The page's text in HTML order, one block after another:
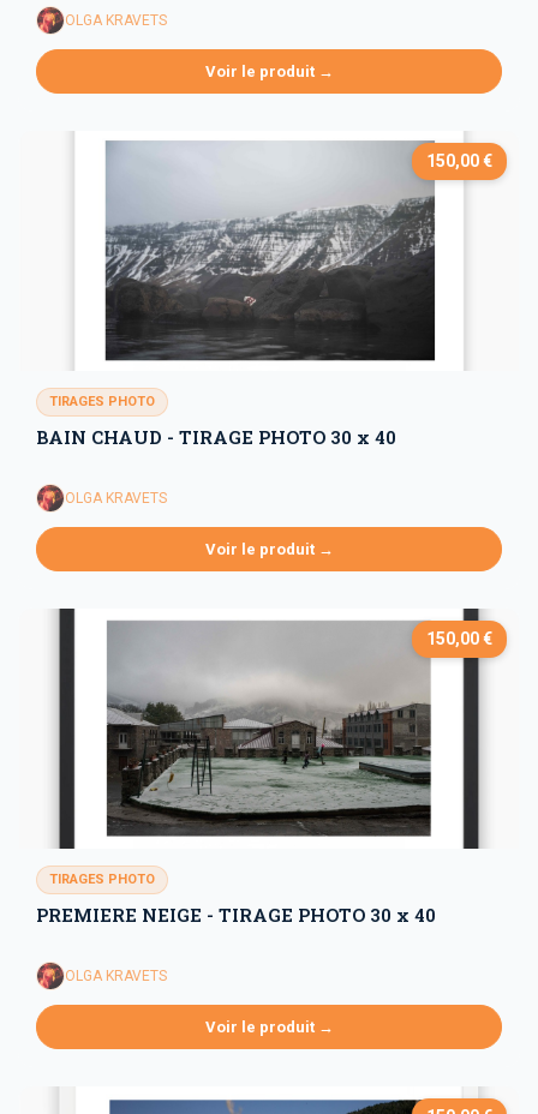
OLGA KRAVETS
Voir le produit →
150,00 €
TIRAGES PHOTO
BAIN CHAUD - TIRAGE PHOTO 30 x 40
OLGA KRAVETS
Voir le produit →
150,00 €
TIRAGES PHOTO
PREMIERE NEIGE - TIRAGE PHOTO 30 x 40
OLGA KRAVETS
Voir le produit →